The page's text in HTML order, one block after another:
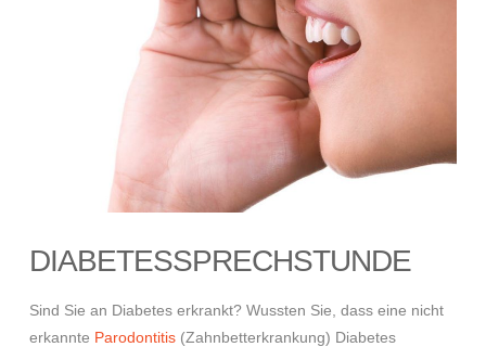
DIABETESSPRECHSTUNDE
Sind Sie an Diabetes erkrankt? Wussten Sie, dass eine nicht
erkannte Parodontitis(Zahnbetterkrankung) Diabetes